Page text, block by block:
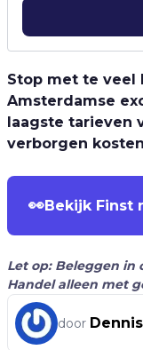
Stop met te veel
Amsterdamse
laagste tarieven
verborgen
👀Bekijk Finst
Let op: Beleggen in
Handel alleen met
door